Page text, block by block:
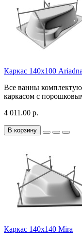
Каркас 140х100 Ariadna
Все ванны
каркасом с
4 011.00 р.
В корзину
Каркас 140х140 Mira